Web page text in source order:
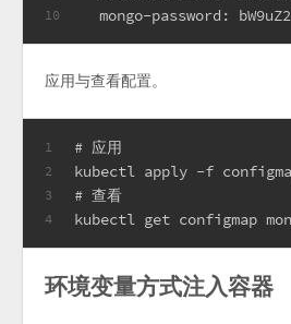
10
mongo-password:
应用与查看配置。
1
2
3
4
# 应用
kubectl apply -f
# 查看
kubectl get configmap
环境变量方式注入容器